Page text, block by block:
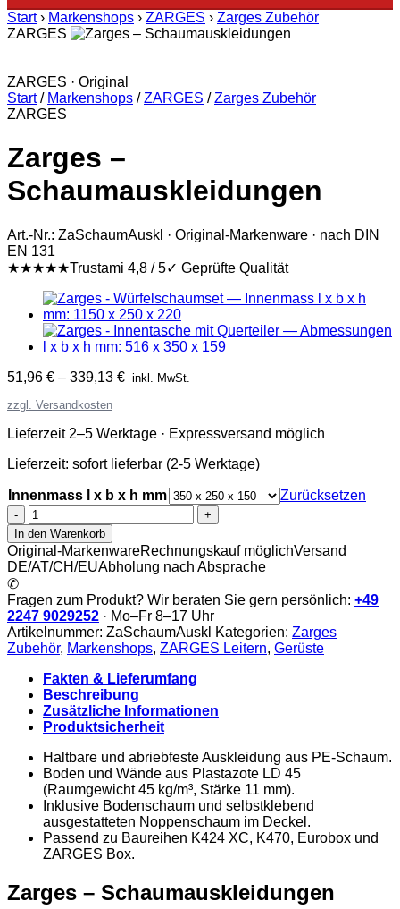
Zum
Inhalt
Start › Markenshops › ZARGES › Zarges Zubehör
ZARGES
ZARGES · Original
Start / Markenshops / ZARGES / Zarges Zubehör
ZARGES
Zarges –
Schaumauskleidungen
Art.-Nr.: ZaSchaumAuskl · Original-Markenware · nach DIN
EN 131
★★★★★Trustami 4,8 / 5✓ Geprüfte Qualität
51,96 € – 339,13 € inkl. MwSt.
zzgl. Versandkosten
Lieferzeit 2–5 Werktage · Expressversand möglich
Lieferzeit: sofort lieferbar (2-5 Werktage)
Innenmass l x b x h mm
Zurücksetzen
Zarges
-
Schaumauskleidungen
Menge
In den Warenkorb
Original-MarkenwareRechnungskauf möglichVersand
DE/AT/CH/EUAbholung nach Absprache
✆
Fragen zum Produkt? Wir beraten Sie gern persönlich: +49
2247 9029252 · Mo–Fr 8–17 Uhr
Artikelnummer: ZaSchaumAuskl Kategorien: Zarges
Zubehör, Markenshops, ZARGES Leitern, Gerüste
Fakten & Lieferumfang
Beschreibung
Zusätzliche Informationen
Produktsicherheit
Haltbare und abriebfeste Auskleidung aus PE-Schaum.
Boden und Wände aus Plastazote LD 45
(Raumgewicht 45 kg/m³, Stärke 11 mm).
Inklusive Bodenschaum und selbstklebend
ausgestatteten Noppenschaum im Deckel.
Passend zu Baureihen K424 XC, K470, Eurobox und
ZARGES Box.
Zarges – Schaumauskleidungen